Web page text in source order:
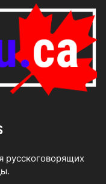
русскоговорящих